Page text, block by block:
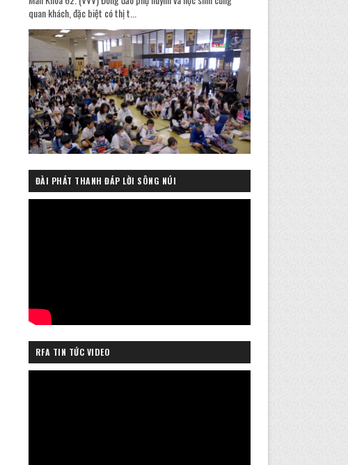
quan khách, đặc biệt có thị t...
ĐÀI PHÁT THANH ĐÁP LỜI SÔNG NÚI
RFA TIN TỨC VIDEO